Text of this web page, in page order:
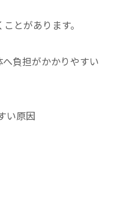
とがあります。
負担がかかりやすい
い原因